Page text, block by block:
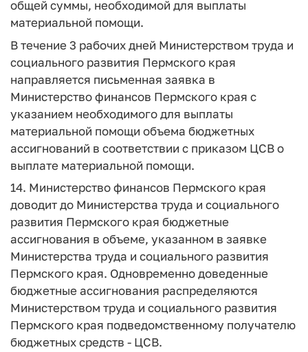
общей суммы, необходимой для выплаты
материальной помощи.
В течение 3 рабочих дней Министерством труда и
социального развития Пермского края
направляется письменная заявка в
Министерство финансов Пермского края с
указанием необходимого для выплаты
материальной помощи объема бюджетных
ассигнований в соответствии с приказом ЦСВ о
выплате материальной помощи.
14. Министерство финансов Пермского края
доводит до Министерства труда и социального
развития Пермского края бюджетные
ассигнования в объеме, указанном в заявке
Министерства труда и социального развития
Пермского края. Одновременно доведенные
бюджетные ассигнования распределяются
Министерством труда и социального развития
Пермского края подведомственному получателю
бюджетных средств - ЦСВ.